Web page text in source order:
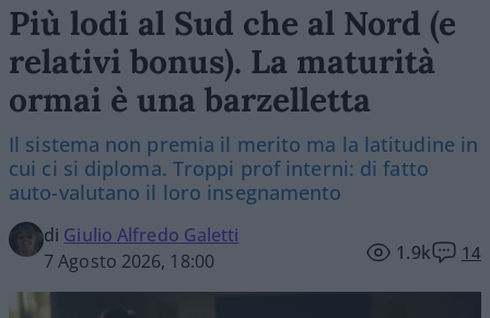
Più lodi al Sud che al Nord (e
relativi bonus). La maturità
ormai è una barzelletta
Il sistema non premia il merito ma la latitudine in
cui ci si diploma. Troppi prof interni: di fatto
auto-valutano il loro insegnamento
di Giulio Alfredo Galetti
7 Agosto 2026, 18:00
1.9k 14